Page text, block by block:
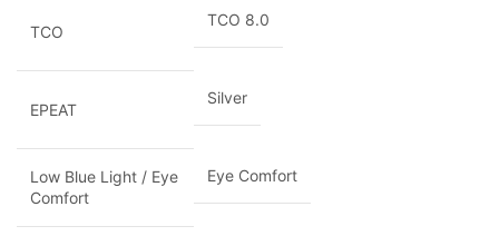
TCO
TCO 8.0
EPEAT
Silver
Low Blue Light / Eye
Comfort
Eye Comfort